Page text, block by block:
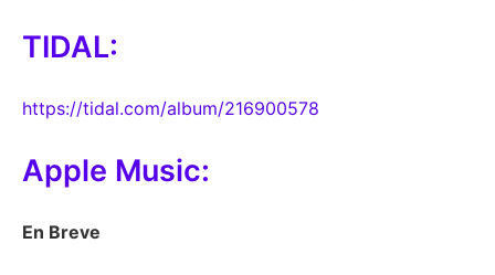
TIDAL:
https://tidal.com/album/216900578
Apple Music:
En Breve